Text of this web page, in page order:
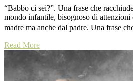
“Babbo ci sei?”. Una frase che
mondo infantile, bisognoso di attenzioni
madre ma anche dal padre. Una frase
Read More